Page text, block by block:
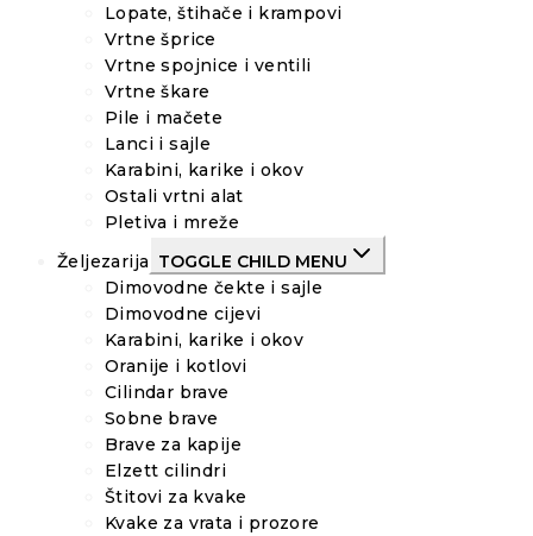
Lopate, štihače i krampovi
Vrtne šprice
Vrtne spojnice i ventili
Vrtne škare
Pile i mačete
Lanci i sajle
Karabini, karike i okov
Ostali vrtni alat
Pletiva i mreže
Željezarija TOGGLE CHILD MENU
Dimovodne čekte i sajle
Dimovodne cijevi
Karabini, karike i okov
Oranije i kotlovi
Cilindar brave
Sobne brave
Brave za kapije
Elzett cilindri
Štitovi za kvake
Kvake za vrata i prozore